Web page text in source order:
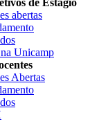
de Estágio
abertas
Unicamp
Abertas